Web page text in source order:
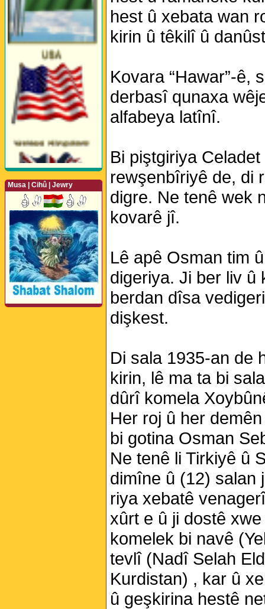
Perwerde ya Zimanê
Kurdî û Îngîlîzî
Musa | Cihû | Jewry
hest û xebata wan
kirin û têkilî û
Kovara “Hawar”-ê,
derbasî qunaxa
alfabeya latînî.
Bi piştgiriya
rewşenbîriyê de, di
digre. Ne tenê wek
kovarê jî.
Lê apê Osman tim
digeriya. Ji ber liv û
berdan dîsa
dişkest.
Di sala 1935-an de
kirin, lê ma ta bi
dûrî komela
Her roj û her
bi gotina Osman
Ne tenê li Tirkiyê û
dimîne û (12) salan
riya xebatê
xûrt e û ji dostê
komelek bi navê
tevlî (Nadî Selah
Kurdistan) , kar û
û geşkirina hestê